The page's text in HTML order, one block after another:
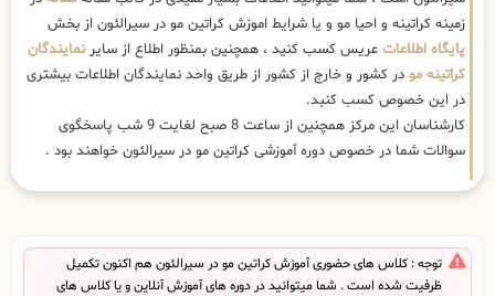
زمینه کراتینه و احیا مو و یا شرایط اموزش کراتین مو در سیرالئون از بخش
پایگاه اطلاعات عریس کسب کنید ، همچنین بمنظور اطلاع از سایرنمایندگان
کراتینه مو در کشور و خارج از کشور از طریق واحد نمایندگان اطلاعات بیشتری
در این خصوص کسب کنبد.
کارشناسان این مرکز همچنین از ساعت 8 صبح لغایت 9 شب پاسخگوی
سوالات شما در خصوص دوره آموزشی کراتین مو در سیرالئون خواهند بود .
توجه : کلاس های حضوری آموزش کراتین مو در سیرالئون هم اکنون تکمیل
ظرفیت شده است . شما میتوانید در دوره های آموزش آنلاین و یا کلاس های